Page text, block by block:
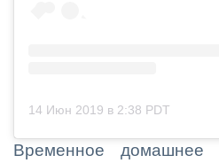
14 Июн 2019 в 2:38 PDT
Временное домашнее